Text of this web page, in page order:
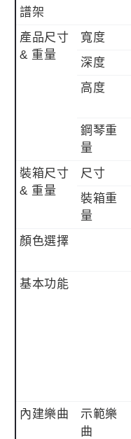
譜架
產品尺寸
& 重量
寬度
深度
高度
鋼琴重
量
裝箱尺寸
& 重量
尺寸
裝箱重
量
顏色選擇
基本功能
內建樂曲
示範樂
曲